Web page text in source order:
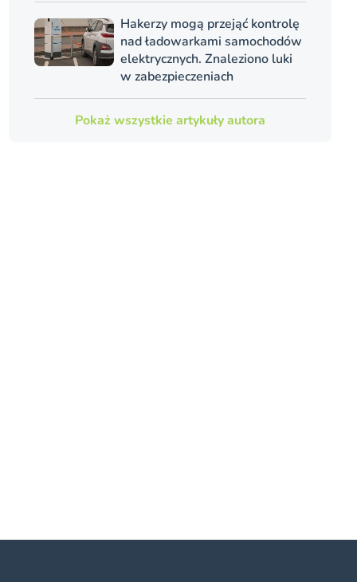
Hakerzy mogą przejąć kontrolę
nad ładowarkami samochodów
elektrycznych. Znaleziono luki
w zabezpieczeniach
Pokaż wszystkie artykuły autora